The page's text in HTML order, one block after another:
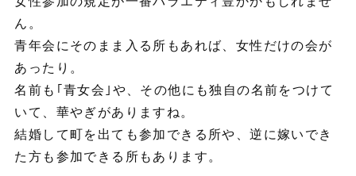
ん。
青年会にそのまま入る所もあれば、女性だけの会が
あったり。
名前も｢青女会｣や、その他にも独自の名前をつけて
いて、華やぎがありますね。
結婚して町を出ても参加できる所や、逆に嫁いでき
た方も参加できる所もあります。